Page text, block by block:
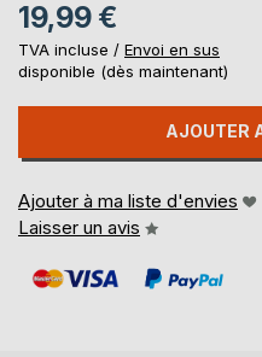
19,99 €
TVA incluse / Envoi en sus
disponible (dès maintenant)
AJOUTER
Ajouter à ma liste d'envies
Laisser un avis